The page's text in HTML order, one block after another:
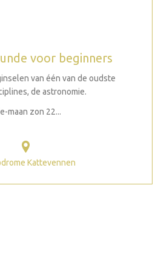
voor beginners
van één van de oudste
de astronomie.
maan zon 22...
Kattevennen